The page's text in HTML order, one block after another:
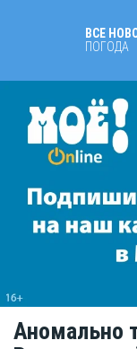
ВСЕ
ПОГОДА
Аномально